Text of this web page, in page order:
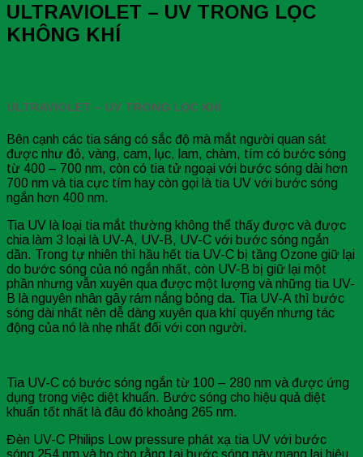
ULTRAVIOLET – UV TRONG LỌC
KHÔNG KHÍ
ULTRAVIOLET – UV TRONG LỌC KHÍ
Bên cạnh các tia sáng có sắc độ mà mắt người quan sát
được như đỏ, vàng, cam, lục, lam, chàm, tím có bước sóng
từ 400 – 700 nm, còn có tia tử ngoại với bước sóng dài hơn
700 nm và tia cực tím hay còn gọi là tia UV với bước sóng
ngắn hơn 400 nm.
Tia UV là loại tia mắt thường không thể thấy được và được
chia làm 3 loại là UV-A, UV-B, UV-C với bước sóng ngắn
dần. Trong tự nhiên thì hầu hết tia UV-C bị tầng Ozone giữ lại
do bước sóng của nó ngắn nhất, còn UV-B bị giữ lại một
phần nhưng vẫn xuyên qua được một lượng và những tia UV-
B là nguyên nhân gây rám nắng bỏng da. Tia UV-A thì bước
sóng dài nhất nên dễ dàng xuyên qua khí quyển nhưng tác
động của nó là nhẹ nhất đối với con người.
Tia UV-C có bước sóng ngắn từ 100 – 280 nm và được ứng
dụng trong việc diệt khuẩn. Bước sóng cho hiệu quả diệt
khuẩn tốt nhất là đâu đó khoảng 265 nm.
Đèn UV-C Philips Low pressure phát xạ tia UV với bước